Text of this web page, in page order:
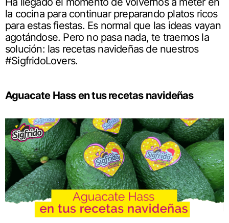
la cocina para continuar preparando platos ricos
para estas fiestas. Es normal que las ideas vayan
agotándose. Pero no pasa nada, te traemos la
solución: las recetas navideñas de nuestros
#SigfridoLovers.
Aguacate Hass en tus recetas navideñas